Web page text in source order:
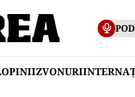
OPINIIZVONURI